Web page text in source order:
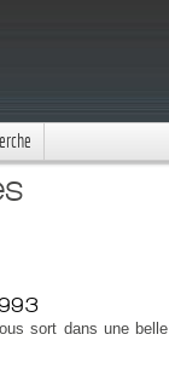
sort dans une